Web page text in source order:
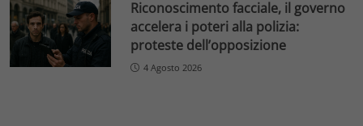
Riconoscimento facciale, il governo
accelera i poteri alla polizia:
proteste dell’opposizione
4 Agosto 2026